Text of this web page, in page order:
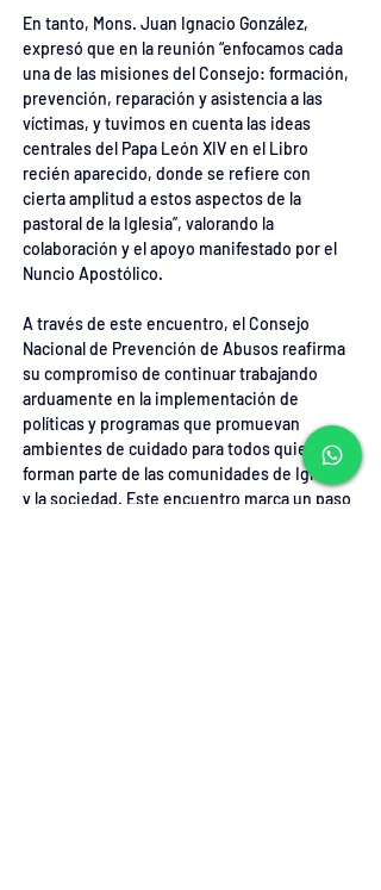
En tanto, Mons. Juan Ignacio González,
expresó que en la reunión “enfocamos cada
una de las misiones del Consejo: formación,
prevención, reparación y asistencia a las
víctimas, y tuvimos en cuenta las ideas
centrales del Papa León XIV en el Libro
recién aparecido, donde se refiere con
cierta amplitud a estos aspectos de la
pastoral de la Iglesia”, valorando la
colaboración y el apoyo manifestado por el
Nuncio Apostólico.
A través de este encuentro, el Consejo
Nacional de Prevención de Abusos reafirma
su compromiso de continuar trabajando
arduamente en la implementación de
políticas y programas que promuevan
ambientes de cuidado para todos quienes
forman parte de las comunidades de Iglesia
y la sociedad. Este encuentro marca un paso